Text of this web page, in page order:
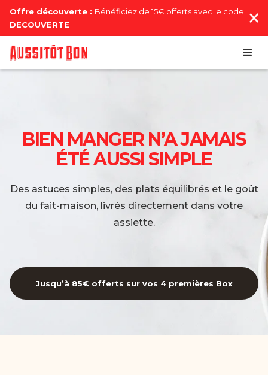
Offre découverte : Bénéficiez de 15€ offerts avec le code
DECOUVERTE
BIEN MANGER N’A JAMAIS
ÉTÉ AUSSI SIMPLE
Des astuces simples, des plats équilibrés et le goût
du fait-maison, livrés directement dans votre
assiette.
Jusqu’à 85€ offerts sur vos 4 premières Box